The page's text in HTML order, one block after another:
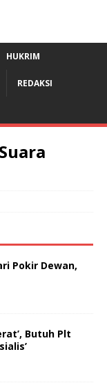
HUKRIM
REDAKSI
Pokir Dewan,
Butuh Plt